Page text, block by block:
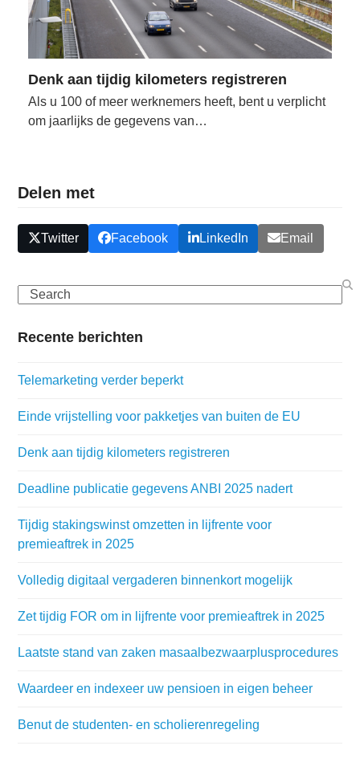
Denk aan tijdig kilometers registreren
Als u 100 of meer werknemers heeft, bent u verplicht
om jaarlijks de gegevens van…
Delen met
Twitter Facebook LinkedIn Email
Search
Recente berichten
Telemarketing verder beperkt
Einde vrijstelling voor pakketjes van buiten de EU
Denk aan tijdig kilometers registreren
Deadline publicatie gegevens ANBI 2025 nadert
Tijdig stakingswinst omzetten in lijfrente voor
premieaftrek in 2025
Volledig digitaal vergaderen binnenkort mogelijk
Zet tijdig FOR om in lijfrente voor premieaftrek in 2025
Laatste stand van zaken masaalbezwaarplusprocedures
Waardeer en indexeer uw pensioen in eigen beheer
Benut de studenten- en scholierenregeling